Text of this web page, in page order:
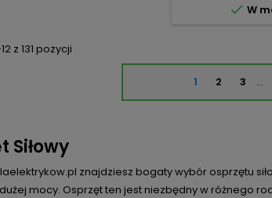
 W
z 131 pozycji
1 2 3 …
Siłowy
znajdziesz bogaty wybór osprzętu
mocy. Osprzęt ten jest niezbędny w różnego